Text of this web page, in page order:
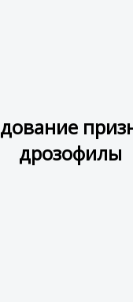
дрозофилы